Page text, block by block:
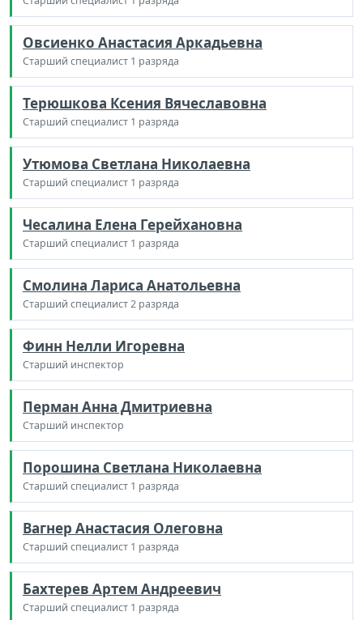
Овсиенко Анастасия Аркадьевна
Старший специалист 1 разряда
Терюшкова Ксения Вячеславовна
Старший специалист 1 разряда
Утюмова Светлана Николаевна
Старший специалист 1 разряда
Чесалина Елена Герейхановна
Старший специалист 1 разряда
Смолина Лариса Анатольевна
Старший специалист 2 разряда
Финн Нелли Игоревна
Старший инспектор
Перман Анна Дмитриевна
Старший инспектор
Порошина Светлана Николаевна
Старший специалист 1 разряда
Вагнер Анастасия Олеговна
Старший специалист 1 разряда
Бахтерев Артем Андреевич
Старший специалист 1 разряда